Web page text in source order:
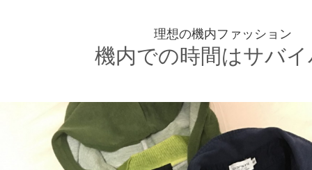
理想の機内ファッション
機内での時間はサバ